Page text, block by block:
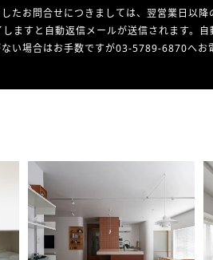
たお問合せにつきましては、翌営業日以降
ますと自動返信メールが送信されます。自
い場合はお手数ですが03-5789-6870へお